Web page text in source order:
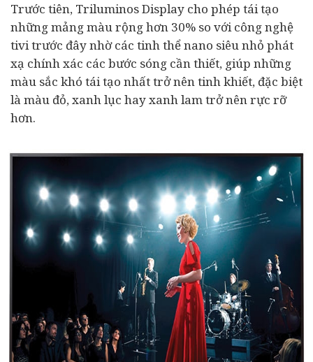
Trước tiên, Triluminos Display cho phép tái tạo
những mảng màu rộng hơn 30% so với công nghệ
tivi trước đây nhờ các tinh thể nano siêu nhỏ phát
xạ chính xác các bước sóng cần thiết, giúp những
màu sắc khó tái tạo nhất trở nên tinh khiết, đặc biệt
là màu đỏ, xanh lục hay xanh lam trở nên rực rỡ
hơn.